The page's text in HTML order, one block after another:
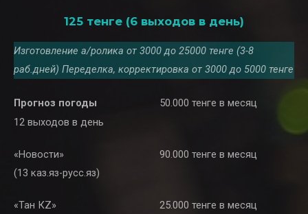
125 тенге (6 выходов в день)
Изготовление а/ролика от 3000 до 25000 тенге (3-8
раб.дней) Переделка, корректировка от 3000 до 5000 тенге
Прогноз погоды
12 выходов в день
50.000 тенге в месяц
«Новости»
(13 каз.яз-русс.яз)
90.000 тенге в месяц
«Тан КZ» 25.000 тенге в месяц